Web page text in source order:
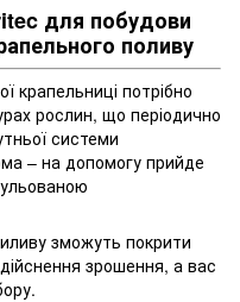
для побудови
поливу
крапельниці потрібно
рослин, що періодично
системи
– на допомогу прийде
зможуть покрити
зрошення, а вас